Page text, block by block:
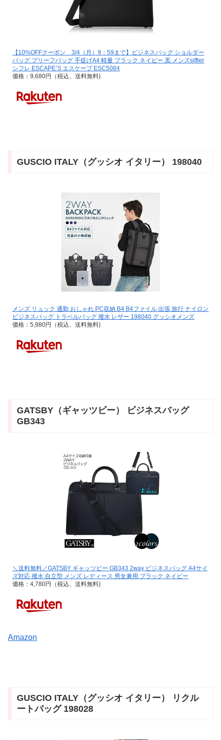
【10%OFFクーポン 3/4（月）9：59まで】ビジネスバッグ ショルダー
バッグ ブリーフバッグ 手提げA4 軽量 ブラック ネイビー 黒 メンズsiffler
シフレ ESCAPE’S エスケープ ESC5084
価格：9,680円（税込、送料無料)
GUSCIO ITALY（グッシオ イタリー） 198040
メンズ リュック 通勤 おしゃれ PC収納 B4 B4ファイル 出張 旅行 ナイロン
ビジネスバッグ トラベルバッグ 撥水 レザー 198040 グッシオメンズ
価格：5,980円（税込、送料無料)
GATSBY（ギャッツビー） ビジネスバッグ
GB343
＼送料無料／GATSBY ギャッツビー GB343 2way ビジネスバッグ A4サイ
ズ対応 撥水 自立型 メンズ レディース 男女兼用 ブラック ネイビー
価格：4,780円（税込、送料無料)
Amazon
GUSCIO ITALY（グッシオ イタリー） リクル
ートバッグ 198028